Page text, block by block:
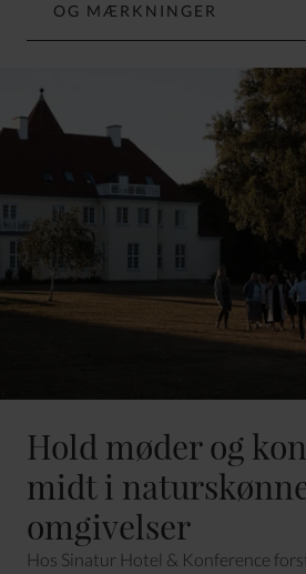
OG MÆRKNINGER
Hold møder og
midt i
omgivelser
Hos Sinatur Hotel & Konference